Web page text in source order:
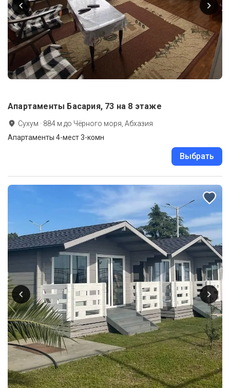
Апартаменты Басария, 73 на 8 этаже
Сухум · 884 м до Чёрного моря, Абхазия
Апартаменты 4-мест 3-комн
Выбрать